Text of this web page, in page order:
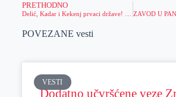
PRETHODNO
POVEZANE vesti
VESTI
Dodatno učvršćene veze